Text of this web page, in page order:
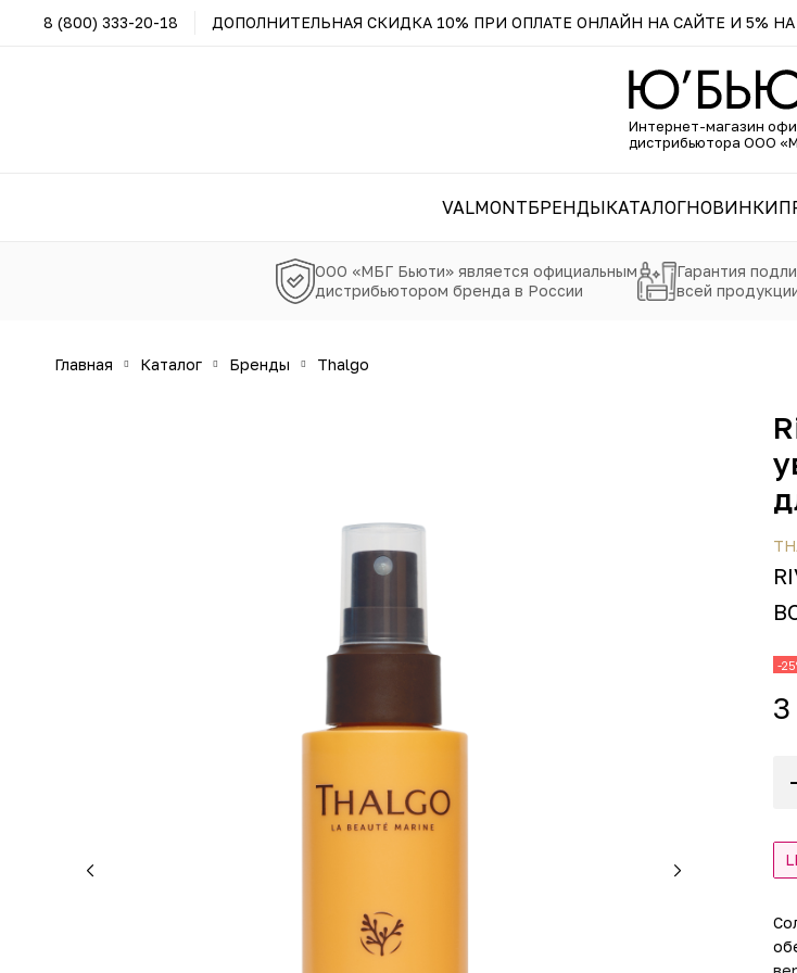
8 (800) 333-20-18 ДОПОЛНИТЕЛЬНАЯ СКИДКА 10% ПРИ ОПЛАТЕ ОНЛАЙН НА САЙТЕ И 5%
Интернет-магазин
дистрибьютора ООО
VALMONTБРЕНДЫКАТАЛОГНОВИНКИ
ООО «МБГ Бьюти» является официальным
дистрибьютором бренда в России
Гарантия
всей
главная каталог бренды thalgo
-
-